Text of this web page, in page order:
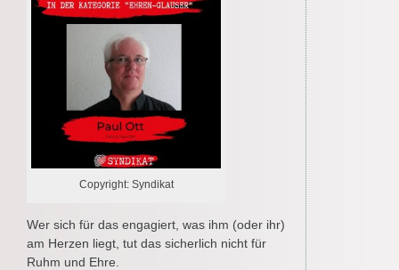
Copyright: Syndikat
Wer sich für das engagiert, was ihm (oder ihr)
am Herzen liegt, tut das sicherlich nicht für
Ruhm und Ehre.